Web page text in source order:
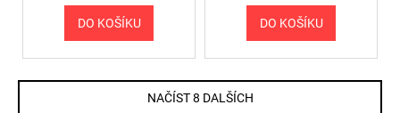
DO KOŠÍKU DO KOŠÍKU
NAČÍST 8 DALŠÍCH